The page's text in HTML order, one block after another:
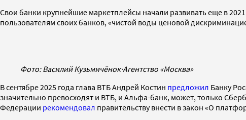
Свои банки крупнейшие маркетплейсы начали развивать еще в
пользователям своих банков, «чистой воды ценовой
Фото: Василий Кузьмичёнок·Агентство «Москва»
В сентябре 2025 года глава ВТБ Андрей Костин предложил Банку
значительно превосходят и ВТБ, и Альфа-банк, может, только
Федерации рекомендовал правительству внести в закон «О